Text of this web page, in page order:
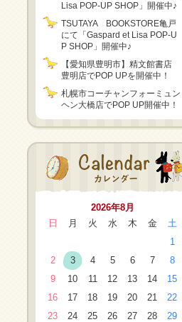
Lisa POP-UP SHOP」開催中♪
TSUTAYA BOOKSTORE亀戸
にて「Gaspard et Lisa POP-U
P SHOP」開催中♪
【愛知県豊明市】精文館書店
豊明店でPOP UPを開催中！
札幌市コーチャンフォーミュン
ヘン大橋店でPOP UP開催中！
2026年8月
日
月 火 水 木 金
土
1
2
3 4 5 6 7
8
9
10 11 12 13 14
15
16
17 18 19 20 21
22
23
24 25 26 27 28
29